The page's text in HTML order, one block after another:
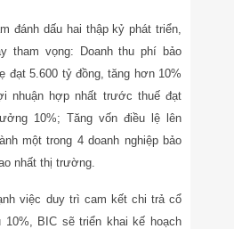
đánh dấu hai thập kỷ phát triển,
tham vọng: Doanh thu phí bảo
đạt 5.600 tỷ đồng, tăng hơn 10%
nhuận hợp nhất trước thuế đạt
10%; Tăng vốn điều lệ lên
một trong 4 doanh nghiệp bảo
nhất thị trường.
việc duy trì cam kết chi trả cổ
BIC sẽ triển khai kế hoạch